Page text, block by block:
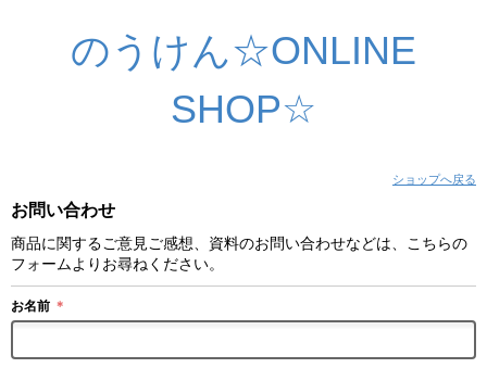
のうけん☆ONLINE
SHOP☆
ショップへ戻る
お問い合わせ
商品に関するご意見ご感想、資料のお問い合わせなどは、こちらの
フォームよりお尋ねください。
お名前 ＊